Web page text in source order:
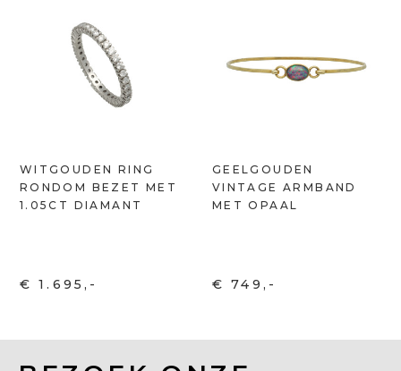
WITGOUDEN RING
RONDOM BEZET MET
1.05CT DIAMANT
€ 1.695,-
GEELGOUDEN
VINTAGE ARMBAND
MET OPAAL
€ 749,-